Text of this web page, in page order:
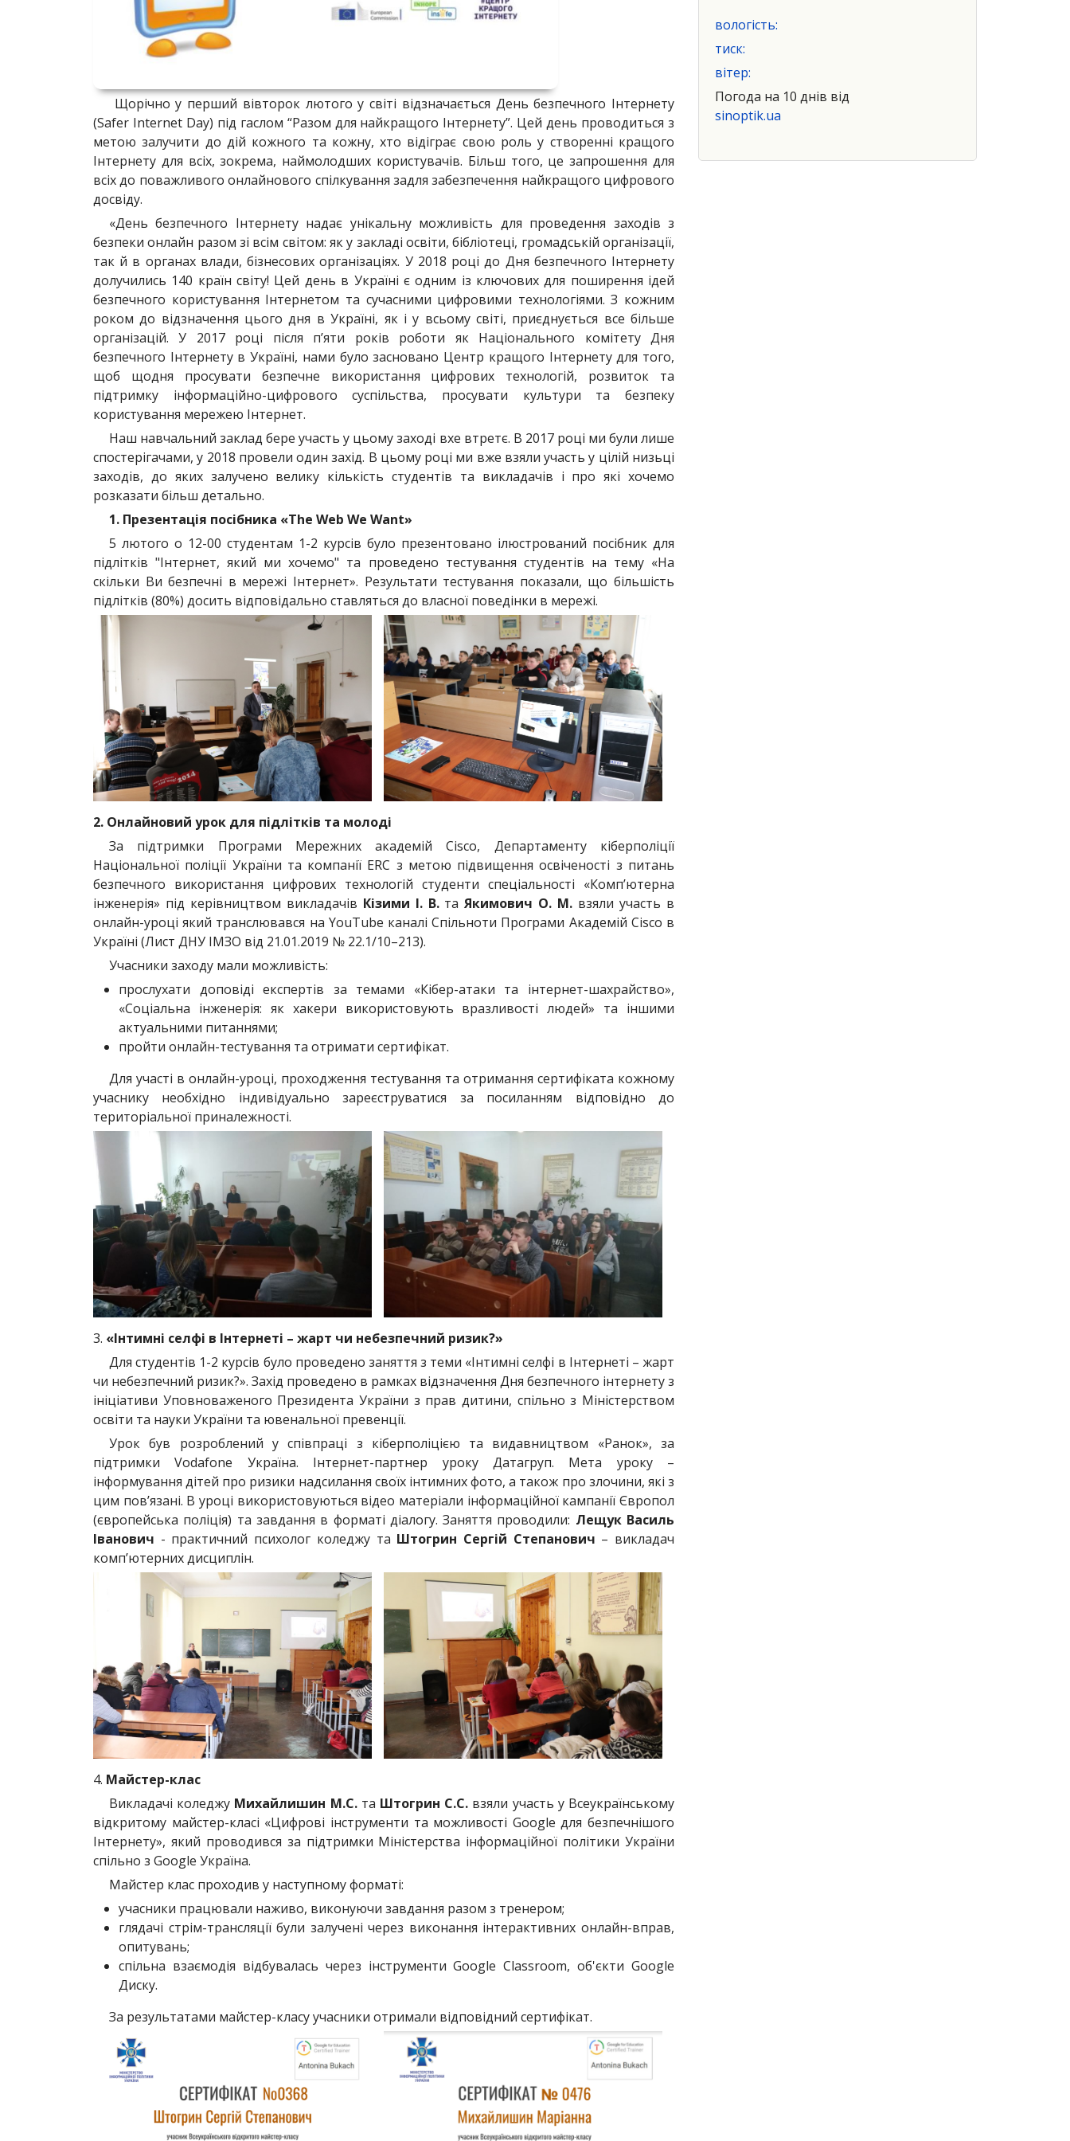
Щорічно у перший вівторок лютого у світі відзначається День безпечного Інтернету
(Safer Internet Day) під гаслом “Разом для найкращого Інтернету”. Цей день проводиться з
метою залучити до дій кожного та кожну, хто відіграє свою роль у створенні кращого
Інтернету для всіх, зокрема, наймолодших користувачів. Більш того, це запрошення для
всіх до поважливого онлайнового спілкування задля забезпечення найкращого цифрового
досвіду.
«День безпечного Інтернету надає унікальну можливість для проведення заходів з
безпеки онлайн разом зі всім світом: як у закладі освіти, бібліотеці, громадській організації,
так й в органах влади, бізнесових організаціях. У 2018 році до Дня безпечного Інтернету
долучились 140 країн світу! Цей день в Україні є одним із ключових для поширення ідей
безпечного користування Інтернетом та сучасними цифровими технологіями. З кожним
роком до відзначення цього дня в Україні, як і у всьому світі, приєднується все більше
організацій. У 2017 році після п’яти років роботи як Національного комітету Дня
безпечного Інтернету в Україні, нами було засновано Центр кращого Інтернету для того,
щоб щодня просувати безпечне використання цифрових технологій, розвиток та
підтримку інформаційно-цифрового суспільства, просувати культури та безпеку
користування мережею Інтернет.
Наш навчальний заклад бере участь у цьому заході вхе втретє. В 2017 році ми були лише
спостерігачами, у 2018 провели один захід. В цьому році ми вже взяли участь у цілій низьці
заходів, до яких залучено велику кількість студентів та викладачів і про які хочемо
розказати більш детально.
1. Презентація посібника «The Web We Want»
5 лютого о 12-00 студентам 1-2 курсів було презентовано ілюстрований посібник для
підлітків "Інтернет, який ми хочемо" та проведено тестування студентів на тему «На
скільки Ви безпечні в мережі Інтернет». Результати тестування показали, що більшість
підлітків (80%) досить відповідально ставляться до власної поведінки в мережі.
2. Онлайновий урок для підлітків та молоді
За підтримки Програми Мережних академій Cisco, Департаменту кіберполіції
Національної поліції України та компанії ERC з метою підвищення освіченості з питань
безпечного використання цифрових технологій студенти спеціальності «Комп’ютерна
інженерія» під керівництвом викладачів Кізими І. В.таЯкимович О. М. взяли участь в
онлайн-уроці який транслювався на YouTube каналі Спільноти Програми Академій Cisco в
Україні (Лист ДНУ ІМЗО від 21.01.2019 № 22.1/10–213).
Учасники заходу мали можливість:
прослухати доповіді експертів за темами «Кібер-атаки та інтернет-шахрайство»,
«Соціальна інженерія: як хакери використовують вразливості людей» та іншими
актуальними питаннями;
пройти онлайн-тестування та отримати сертифікат.
Для участі в онлайн-уроці, проходження тестування та отримання сертифіката кожному
учаснику необхідно індивідуально зареєструватися за посиланням відповідно до
територіальної приналежності.
3. «Інтимні селфі в Інтернеті – жарт чи небезпечний ризик?»
Для студентів 1-2 курсів було проведено заняття з теми «Інтимні селфі в Інтернеті – жарт
чи небезпечний ризик?». Захід проведено в рамках відзначення Дня безпечного інтернету з
ініціативи Уповноваженого Президента України з прав дитини, спільно з Міністерством
освіти та науки України та ювенальної превенції.
Урок був розроблений у співпраці з кіберполіцією та видавництвом «Ранок», за
підтримки Vodafone Україна. Інтернет-партнер уроку Датагруп. Мета уроку –
інформування дітей про ризики надсилання своїх інтимних фото, а також про злочини, які з
цим пов’язані. В уроці використовуються відео матеріали інформаційної кампанії Європол
(європейська поліція) та завдання в форматі діалогу. Заняття проводили: Лещук Василь
Іванович - практичний психолог коледжу та Штогрин Сергій Степанович – викладач
комп’ютерних дисциплін.
4. Майстер-клас
Викладачі коледжу Михайлишин М.С. та Штогрин С.С. взяли участь у Всеукраїнському
відкритому майстер-класі «Цифрові інструменти та можливості Google для безпечнішого
Інтернету», який проводився за підтримки Міністерства інформаційної політики України
спільно з Google Україна.
Майстер клас проходив у наступному форматі:
учасники працювали наживо, виконуючи завдання разом з тренером;
глядачі стрім-трансляції були залучені через виконання інтерактивних онлайн-вправ,
опитувань;
спільна взаємодія відбувалась через інструменти Google Classroom, об'єкти Google
Диску.
За результатами майстер-класу учасники отримали відповідний сертифікат.
вологість:
тиск:
вітер:
Погода на 10 днів від
sinoptik.ua